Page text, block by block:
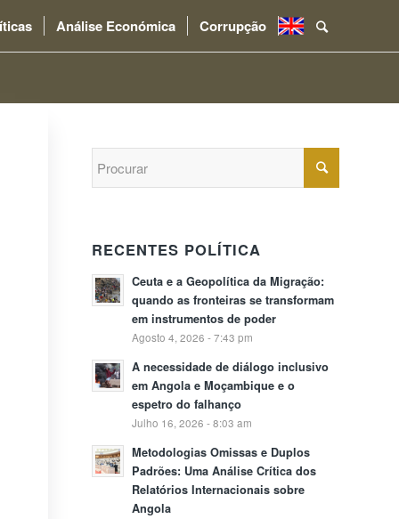
Análise Económica Corrupção .
RECENTES POLÍTICA
Ceuta e a Geopolítica da Migração:
quando as fronteiras se transformam
em instrumentos de poder
Agosto 4, 2026 - 7:43 pm
A necessidade de diálogo inclusivo
em Angola e Moçambique e o
espetro do falhanço
Julho 16, 2026 - 8:03 am
Metodologias Omissas e Duplos
Padrões: Uma Análise Crítica dos
Relatórios Internacionais sobre
Angola